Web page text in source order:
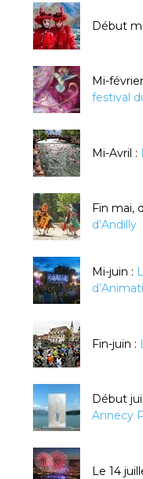
Début
Mi-
festival
Mi-Avril :
Fin mai,
d’Andilly
Mi-juin :
Fin-juin :
Début
Annecy
Le 14